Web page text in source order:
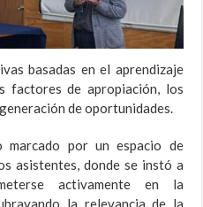
basadas en el aprendizaje
factores de apropiación, los
de oportunidades.
por un espacio de
asistentes, donde se instó a
activamente en la
la relevancia de la